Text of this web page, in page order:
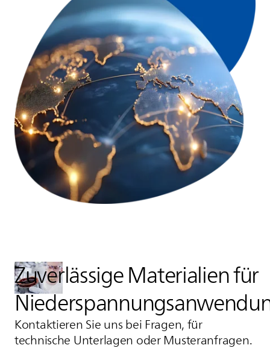
Zuverlässige Materialien für
Kontaktieren Sie uns bei Fragen, für
technische Unterlagen oder Musteranfragen.